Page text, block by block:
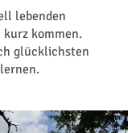
lebenden
kommen.
glücklichsten